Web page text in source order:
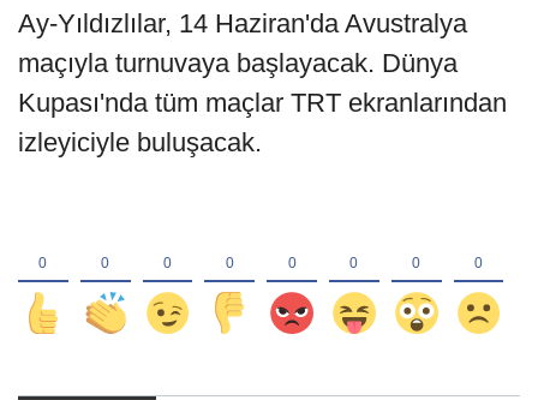
Ay-Yıldızlılar, 14 Haziran'da Avustralya
maçıyla turnuvaya başlayacak. Dünya
Kupası'nda tüm maçlar TRT ekranlarından
izleyiciyle buluşacak.